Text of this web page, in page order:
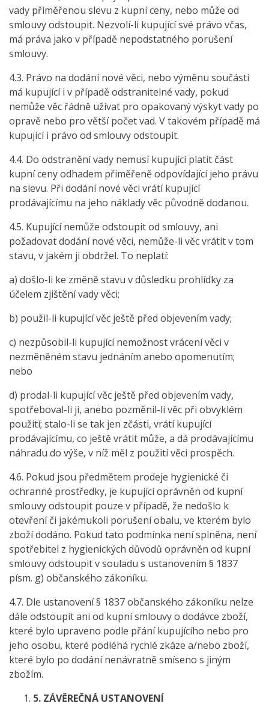
vady přiměřenou slevu z kupní ceny, nebo může od
smlouvy odstoupit. Nezvolí-li kupující své právo včas,
má práva jako v případě nepodstatného porušení
smlouvy.
4.3. Právo na dodání nové věci, nebo výměnu součásti
má kupující i v případě odstranitelné vady, pokud
nemůže věc řádně užívat pro opakovaný výskyt vady po
opravě nebo pro větší počet vad. V takovém případě má
kupující i právo od smlouvy odstoupit.
4.4. Do odstranění vady nemusí kupující platit část
kupní ceny odhadem přiměřeně odpovídající jeho právu
na slevu. Při dodání nové věci vrátí kupující
prodávajícímu na jeho náklady věc původně dodanou.
4.5. Kupující nemůže odstoupit od smlouvy, ani
požadovat dodání nové věci, nemůže-li věc vrátit v tom
stavu, v jakém ji obdržel. To neplatí:
a) došlo-li ke změně stavu v důsledku prohlídky za
účelem zjištění vady věci;
b) použil-li kupující věc ještě před objevením vady;
c) nezpůsobil-li kupující nemožnost vrácení věci v
nezměněném stavu jednáním anebo opomenutím;
nebo
d) prodal-li kupující věc ještě před objevením vady,
spotřeboval-li ji, anebo pozměnil-li věc při obvyklém
použití; stalo-li se tak jen zčásti, vrátí kupující
prodávajícímu, co ještě vrátit může, a dá prodávajícímu
náhradu do výše, v níž měl z použití věci prospěch.
4.6. Pokud jsou předmětem prodeje hygienické či
ochranné prostředky, je kupující oprávněn od kupní
smlouvy odstoupit pouze v případě, že nedošlo k
otevření či jakémukoli porušení obalu, ve kterém bylo
zboží dodáno. Pokud tato podmínka není splněna, není
spotřebitel z hygienických důvodů oprávněn od kupní
smlouvy odstoupit v souladu s ustanovením § 1837
písm. g) občanského zákoníku.
4.7. Dle ustanovení § 1837 občanského zákoníku nelze
dále odstoupit ani od kupní smlouvy o dodávce zboží,
které bylo upraveno podle přání kupujícího nebo pro
jeho osobu, které podléhá rychlé zkáze a/nebo zboží,
které bylo po dodání nenávratně smíseno s jiným
zbožím.
5. ZÁVĚREČNÁ USTANOVENÍ